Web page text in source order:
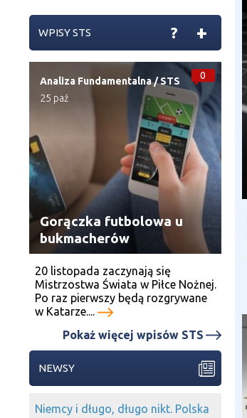
WPISY STS +
?
0
Analiza Fundamentalna/STS
25 paź
Gorączka futbolowa u
bukmacherów
20 listopada zaczynają się
Mistrzostwa Świata w Piłce Nożnej.
Po raz pierwszy będą rozgrywane
w Katarze....
Pokaż więcej wpisów STS
NEWSY
Niemcy i długo, długo nikt. Polska